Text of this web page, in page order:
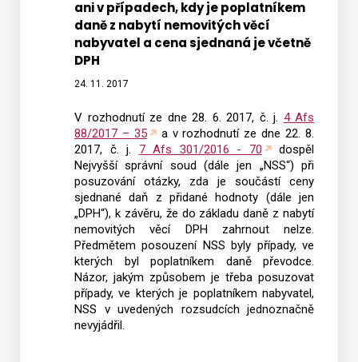
ani v případech, kdy je poplatníkem
daně z nabytí nemovitých věcí
nabyvatel a cena sjednaná je včetně
DPH
24. 11. 2017
V rozhodnutí ze dne 28. 6. 2017, č. j. 4 Afs
88/2017 – 35
a v rozhodnutí ze dne 22. 8.
2017, č. j. 7 Afs 301/2016 - 70
dospěl
Nejvyšší správní soud (dále jen „NSS“) při
posuzování otázky, zda je součástí ceny
sjednané daň z přidané hodnoty (dále jen
„DPH“), k závěru, že do základu daně z nabytí
nemovitých věcí DPH zahrnout nelze.
Předmětem posouzení NSS byly případy, ve
kterých byl poplatníkem daně převodce.
Názor, jakým způsobem je třeba posuzovat
případy, ve kterých je poplatníkem nabyvatel,
NSS v uvedených rozsudcích jednoznačně
nevyjádřil.